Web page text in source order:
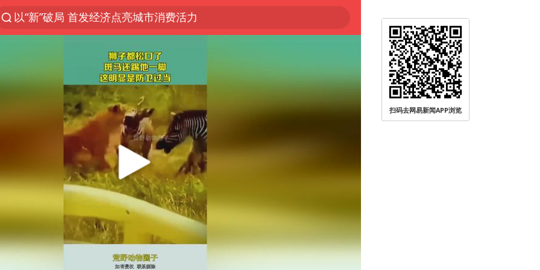
以“新”破局 首发经济点亮城市消费活力
台风白海豚进入48小时警戒线
佛得角门将亮相智利俱乐部主场
陈熠叫医疗暂停被驳回 带伤遭逆转
中方回应是否在太平洋海底开采稀土
深圳地面沉降致车辆损坏系谣言
U17国足1分钟轰2球
27岁女子成组织卖淫集团主犯被通缉
法国将禁止“未经同意的电话营销”
吉林一“温度计大楼”读数爆表
扫码去网易新闻APP浏览